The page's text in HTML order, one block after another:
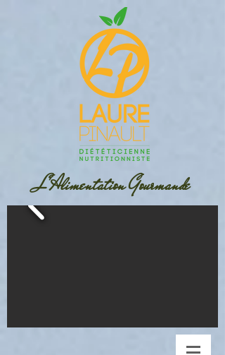
L'Alimentation Gourmande